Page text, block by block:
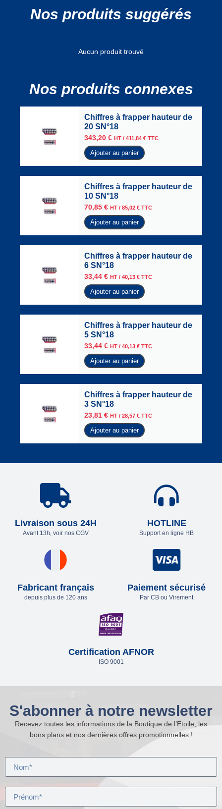
Nos produits suggérés
Aucun produit trouvé
Nos produits connexes
Chiffres à frapper hauteur de
20 SN°18
343,20 € HT / 411,84 € TTC
Ajouter au panier
Chiffres à frapper hauteur de
10 SN°18
70,85 € HT / 85,02 € TTC
Ajouter au panier
Chiffres à frapper hauteur de
6 SN°18
33,44 € HT / 40,13 € TTC
Ajouter au panier
Chiffres à frapper hauteur de
5 SN°18
33,44 € HT / 40,13 € TTC
Ajouter au panier
Chiffres à frapper hauteur de
3 SN°18
23,81 € HT / 28,57 € TTC
Ajouter au panier
Livraison sous 24H
Avant 13h, voir nos CGV
HOTLINE
Support en ligne HB
Fabricant français
depuis plus de 120 ans
Paiement sécurisé
Par CB ou Virement
Certification AFNOR
ISO 9001
S'abonner à notre newsletter
Recevez toutes les informations de la Boutique de l’Etoile, les
bons plans et nos dernières offres promotionnelles !